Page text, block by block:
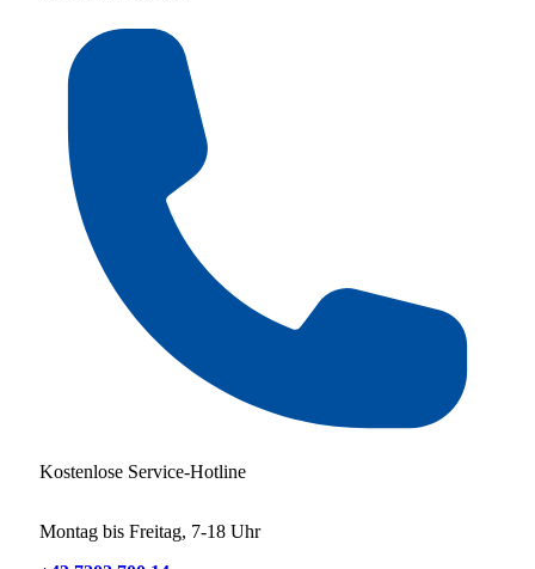
Kostenlose Service-Hotline
Montag bis Freitag, 7-18 Uhr